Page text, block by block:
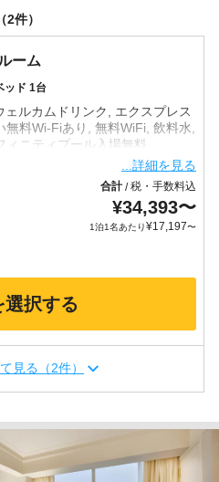
件）
ーム
ッド 1台
ルカムドリンク, エクスプレス
料Wi-Fiあり, 無料WiFi, 飲料水,
...詳細を見る
合計/税・手数料込
¥34,393〜
1泊1名あたり¥17,197〜
選択する
見る（2件）